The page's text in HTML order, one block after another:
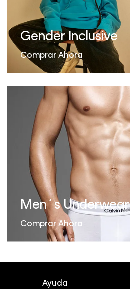
Gender Inclusive
Comprar Ahora
Men´s Underwear
Comprar Ahora
Ayuda